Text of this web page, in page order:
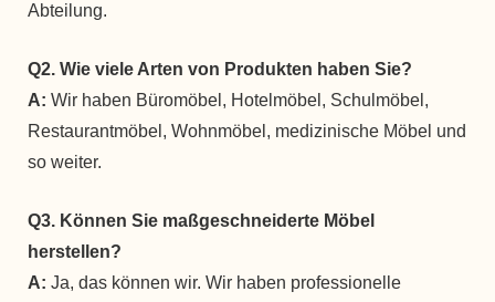
Abteilung.
Q2. Wie viele Arten von Produkten haben Sie?
A: Wir haben Büromöbel, Hotelmöbel, Schulmöbel,
Restaurantmöbel, Wohnmöbel, medizinische Möbel und
so weiter.
Q3. Können Sie maßgeschneiderte Möbel
herstellen?
A: Ja, das können wir. Wir haben professionelle